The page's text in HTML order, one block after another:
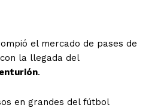
el mercado de pases de
con la llegada del
.
en grandes del fútbol